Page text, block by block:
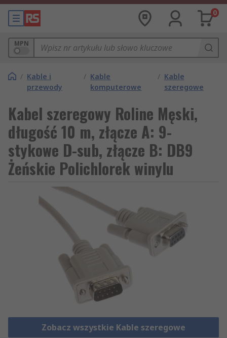
0
MPN
/ Kable i
przewody
/ Kable
komputerowe
/ Kable
szeregowe
Kabel szeregowy Roline Męski,
długość 10 m, złącze A: 9-
stykowe D-sub, złącze B: DB9
Żeńskie Polichlorek winylu
Zobacz wszystkie Kable szeregowe